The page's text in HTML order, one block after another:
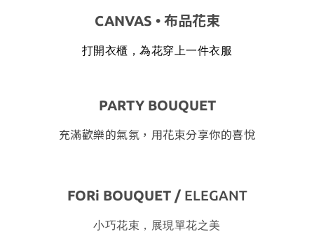
CANVAS • 布品花束
打開衣櫃，為花穿上一件衣服
PARTY BOUQUET
充滿歡樂的氣氛，用花束分享你的喜悅
FORi BOUQUET / ELEGANT
小巧花束，展現單花之美